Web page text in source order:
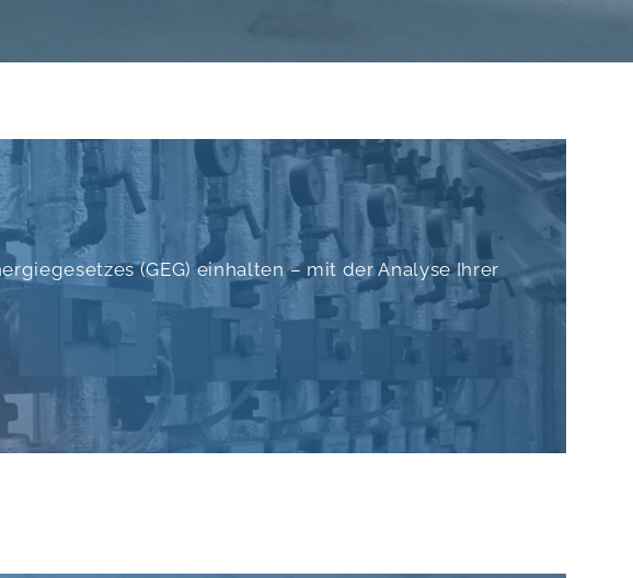
(GEG) einhalten – mit der Analyse Ihrer